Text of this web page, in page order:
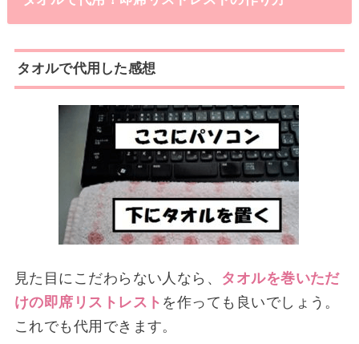
タオルで代用した感想
見た目にこだわらない人なら、 タオルを巻いただ
けの即席リストレスト を作っても良いでしょう。
これでも代用できます。